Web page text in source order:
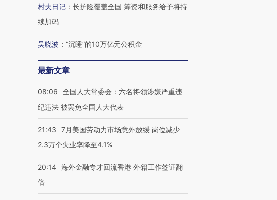
村夫日记 ： 长护险覆盖全国 筹资和服务给予将持
续加码
吴晓波 ： “沉睡”的10万亿元公积金
最新文章
08:06
全国人大常委会：六名将领涉嫌严重违
纪违法 被罢免全国人大代表
21:43
7月美国劳动力市场意外放缓 岗位减少
2.3万个失业率降至4.1%
20:14 海外金融专才回流香港 外籍工作签证翻
倍